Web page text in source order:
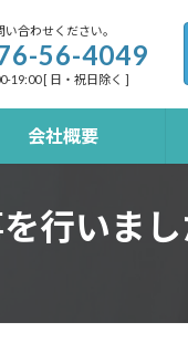
合わせください。
56-4049
19:00 [ 日・祝日除く ]
会社概要
行いま